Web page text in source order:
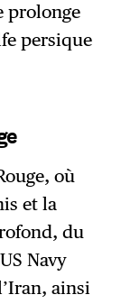
prolonge
persique
où
et la
du
Navy
ainsi